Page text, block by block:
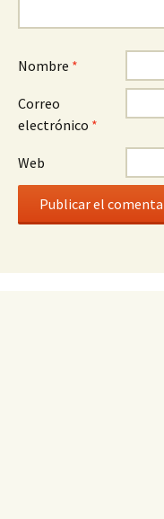
Nombre *
Correo
electrónico *
Web